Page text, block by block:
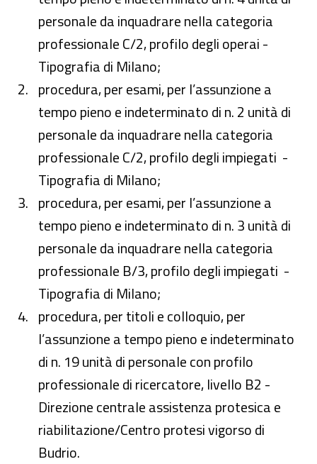
personale da inquadrare nella categoria
professionale C/2, profilo degli operai -
Tipografia di Milano;
procedura, per esami, per l’assunzione a
tempo pieno e indeterminato di n. 2 unità di
personale da inquadrare nella categoria
professionale C/2, profilo degli impiegati -
Tipografia di Milano;
procedura, per esami, per l’assunzione a
tempo pieno e indeterminato di n. 3 unità di
personale da inquadrare nella categoria
professionale B/3, profilo degli impiegati -
Tipografia di Milano;
procedura, per titoli e colloquio, per
l’assunzione a tempo pieno e indeterminato
di n. 19 unità di personale con profilo
professionale di ricercatore, livello B2 -
Direzione centrale assistenza protesica e
riabilitazione/Centro protesi vigorso di
Budrio.